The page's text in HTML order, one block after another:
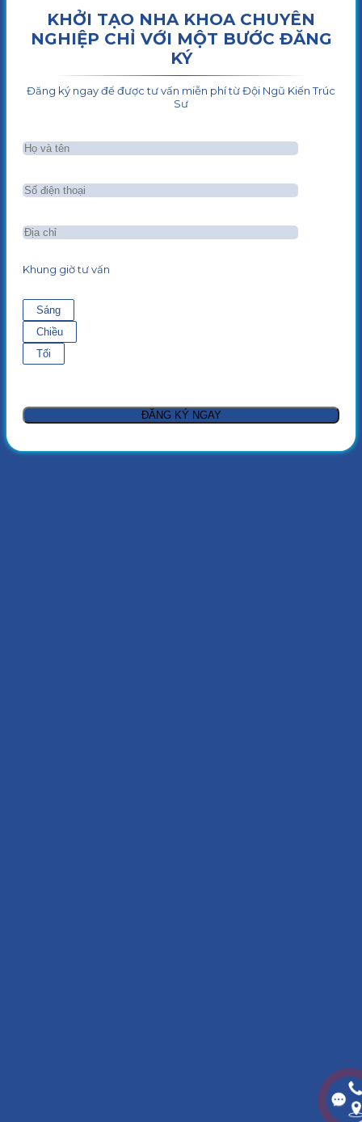
KHỞI TẠO NHA KHOA CHUYÊN
NGHIỆP CHỈ VỚI MỘT BƯỚC ĐĂNG
KÝ
Đăng ký ngay để được tư vấn miễn phí từ Đội Ngũ Kiến Trúc
Sư
Khung giờ tư vấn
Sáng
Chiều
Tối